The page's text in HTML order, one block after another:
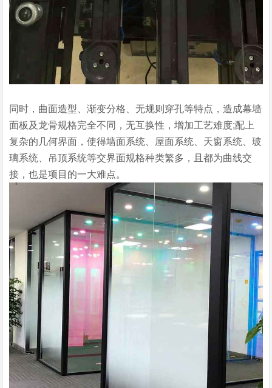
同时，曲面造型、渐变分格、无规则穿孔等特点，造成幕墙
面板及龙骨规格完全不同，无互换性，增加工艺难度;配上
复杂的几何界面，使得墙面系统、屋面系统、天窗系统、玻
璃系统、吊顶系统等交界面规格种类繁多，且都为曲线交
接，也是项目的一大难点。